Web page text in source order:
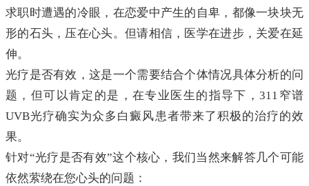
求职时遭遇的冷眼，在恋爱中产生的自卑，都像一块块无
形的石头，压在心头。但请相信，医学在进步，关爱在延
伸。
光疗是否有效，这是一个需要结合个体情况具体分析的问
题，但可以肯定的是，在专业医生的指导下，311窄谱
UVB光疗确实为众多白癜风患者带来了积极的治疗的效
果。
针对“光疗是否有效”这个核心，我们当然来解答几个可能
依然萦绕在您心头的问题：